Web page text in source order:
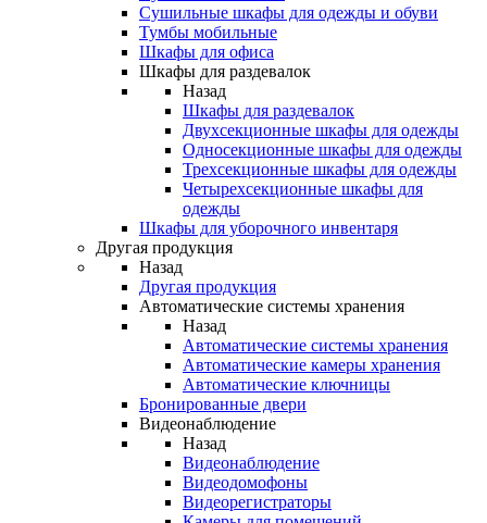
Сушильные шкафы для одежды и обуви
Тумбы мобильные
Шкафы для офиса
Шкафы для раздевалок
Назад
Шкафы для раздевалок
Двухсекционные шкафы для одежды
Односекционные шкафы для одежды
Трехсекционные шкафы для одежды
Четырехсекционные шкафы для
одежды
Шкафы для уборочного инвентаря
Другая продукция
Назад
Другая продукция
Автоматические системы хранения
Назад
Автоматические системы хранения
Автоматические камеры хранения
Автоматические ключницы
Бронированные двери
Видеонаблюдение
Назад
Видеонаблюдение
Видеодомофоны
Видеорегистраторы